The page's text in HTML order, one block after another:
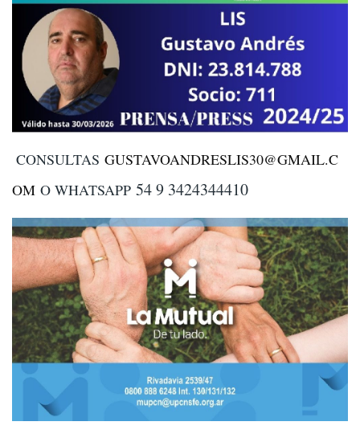
CONSULTAS GUSTAVOANDRESLIS30@GMAIL.C
OM O WHATSAPP 54 9 3424344410